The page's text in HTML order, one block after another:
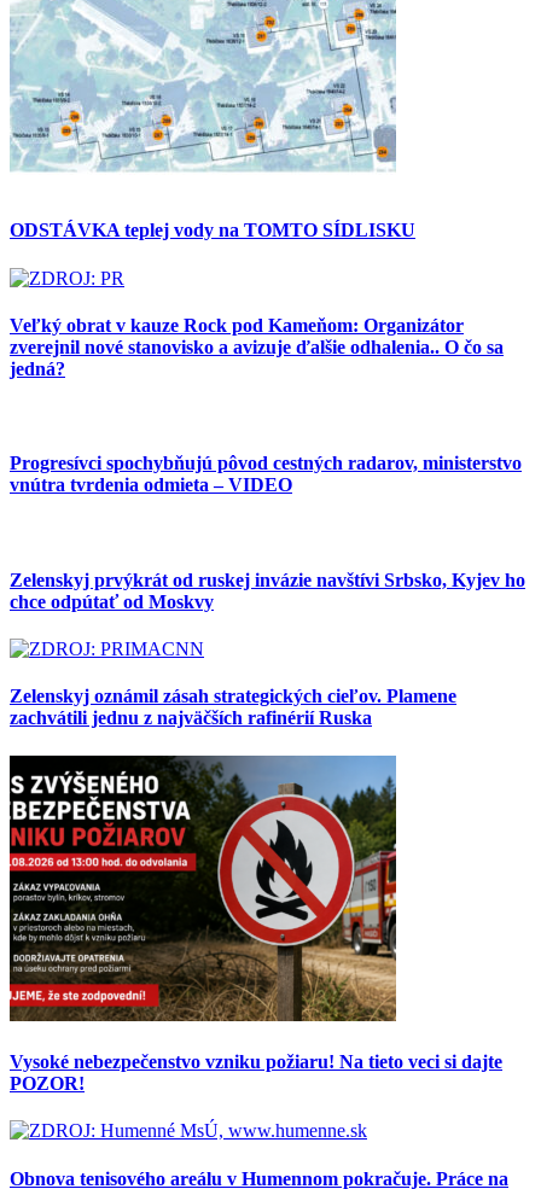
ODSTÁVKA teplej vody na TOMTO SÍDLISKU
Veľký obrat v kauze Rock pod Kameňom: Organizátor
zverejnil nové stanovisko a avizuje ďalšie odhalenia.. O čo sa
jedná?
Progresívci spochybňujú pôvod cestných radarov, ministerstvo
vnútra tvrdenia odmieta – VIDEO
Zelenskyj prvýkrát od ruskej invázie navštívi Srbsko, Kyjev ho
chce odpútať od Moskvy
Zelenskyj oznámil zásah strategických cieľov. Plamene
zachvátili jednu z najväčších rafinérií Ruska
Vysoké nebezpečenstvo vzniku požiaru! Na tieto veci si dajte
POZOR!
Obnova tenisového areálu v Humennom pokračuje. Práce na